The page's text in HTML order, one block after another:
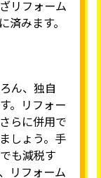
リフォーム
みます。
ん、独自
。リフォー
らに併用で
しょう。手
も減税す
リフォーム